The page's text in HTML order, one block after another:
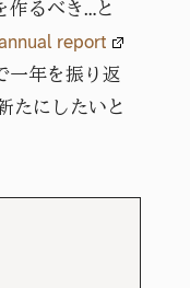
作るべき…と
report
一年を振り返
たにしたいと